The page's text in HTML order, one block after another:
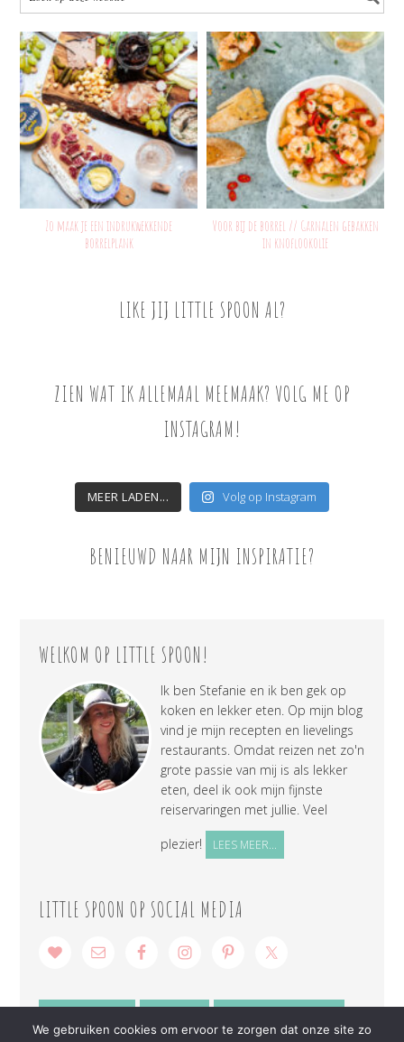
Zo maak je een indrukwekkende
borrelplank
Voor bij de borrel // Garnalen gebakken
in knoflookolie
LIKE JIJ LITTLE SPOON AL?
ZIEN WAT IK ALLEMAAL MEEMAAK? VOLG ME OP
INSTAGRAM!
MEER LADEN... Volg op Instagram
BENIEUWD NAAR MIJN INSPIRATIE?
WELKOM OP LITTLE SPOON!
Ik ben Stefanie en ik ben gek op
koken en lekker eten. Op mijn blog
vind je mijn recepten en lievelings
restaurants. Omdat reizen net zo'n
grote passie van mij is als lekker
eten, deel ik ook mijn fijnste
reiservaringen met jullie. Veel
plezier!
LEES MEER...
LITTLE SPOON OP SOCIAL MEDIA
We gebruiken cookies om ervoor te zorgen dat onze site zo